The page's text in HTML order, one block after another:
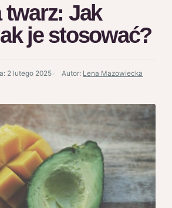
twarz: Jak
je stosować?
2 lutego 2025 Autor: Lena Mazowiecka